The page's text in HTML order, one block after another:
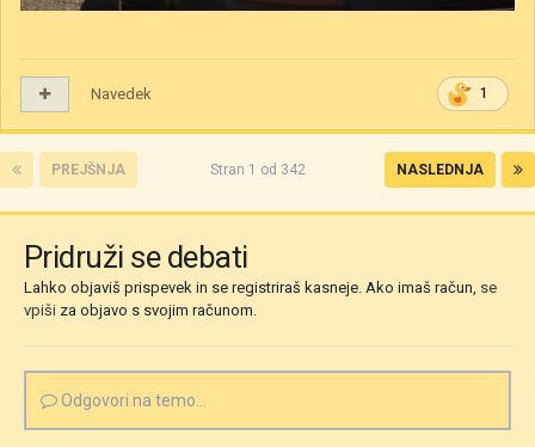
1
Navedek
PREJŠNJA NASLEDNJA
Stran 1 od 342
Pridruži se debati
Lahko objaviš prispevek in se registriraš kasneje. Ako imaš račun, se
vpiši za objavo s svojim računom.
Odgovori na temo...